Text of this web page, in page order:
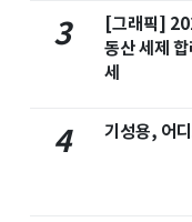
3
[그래픽]
동산 세제
세
4 기성용, 어